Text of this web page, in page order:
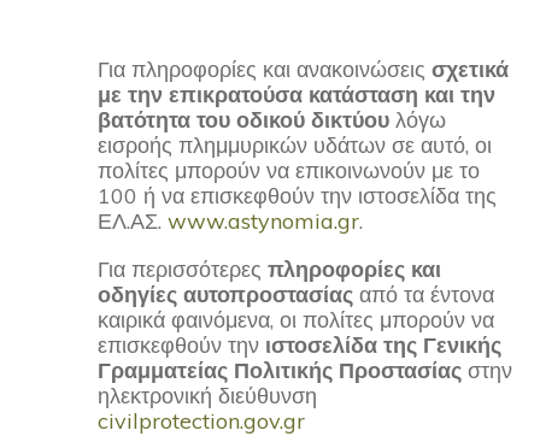
Για πληροφορίες και ανακοινώσειςσχετικά
με την επικρατούσα κατάσταση και την
βατότητα του οδικού δικτύου λόγω
εισροής πλημμυρικών υδάτων σε αυτό, οι
πολίτες μπορούν να επικοινωνούν με το
100 ή να επισκεφθούν την ιστοσελίδα της
ΕΛ.ΑΣ.www.astynomia.gr.
Για περισσότερεςπληροφορίες και
οδηγίες αυτοπροστασίας από τα έντονα
καιρικά φαινόμενα, οι πολίτες μπορούν να
επισκεφθούν την ιστοσελίδα της Γενικής
Γραμματείας Πολιτικής Προστασίας στην
ηλεκτρονική διεύθυνση
civilprotection.gov.gr